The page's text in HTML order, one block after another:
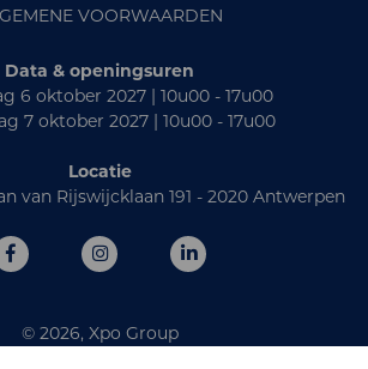
VOORWAARDEN
Data & openingsuren
6 oktober 2027 | 10u00 - 17u00
7 oktober 2027 | 10u00 - 17u00
Locatie
van Rijswijcklaan 191 - 2020 Antwerpen
© 2026, Xpo Group